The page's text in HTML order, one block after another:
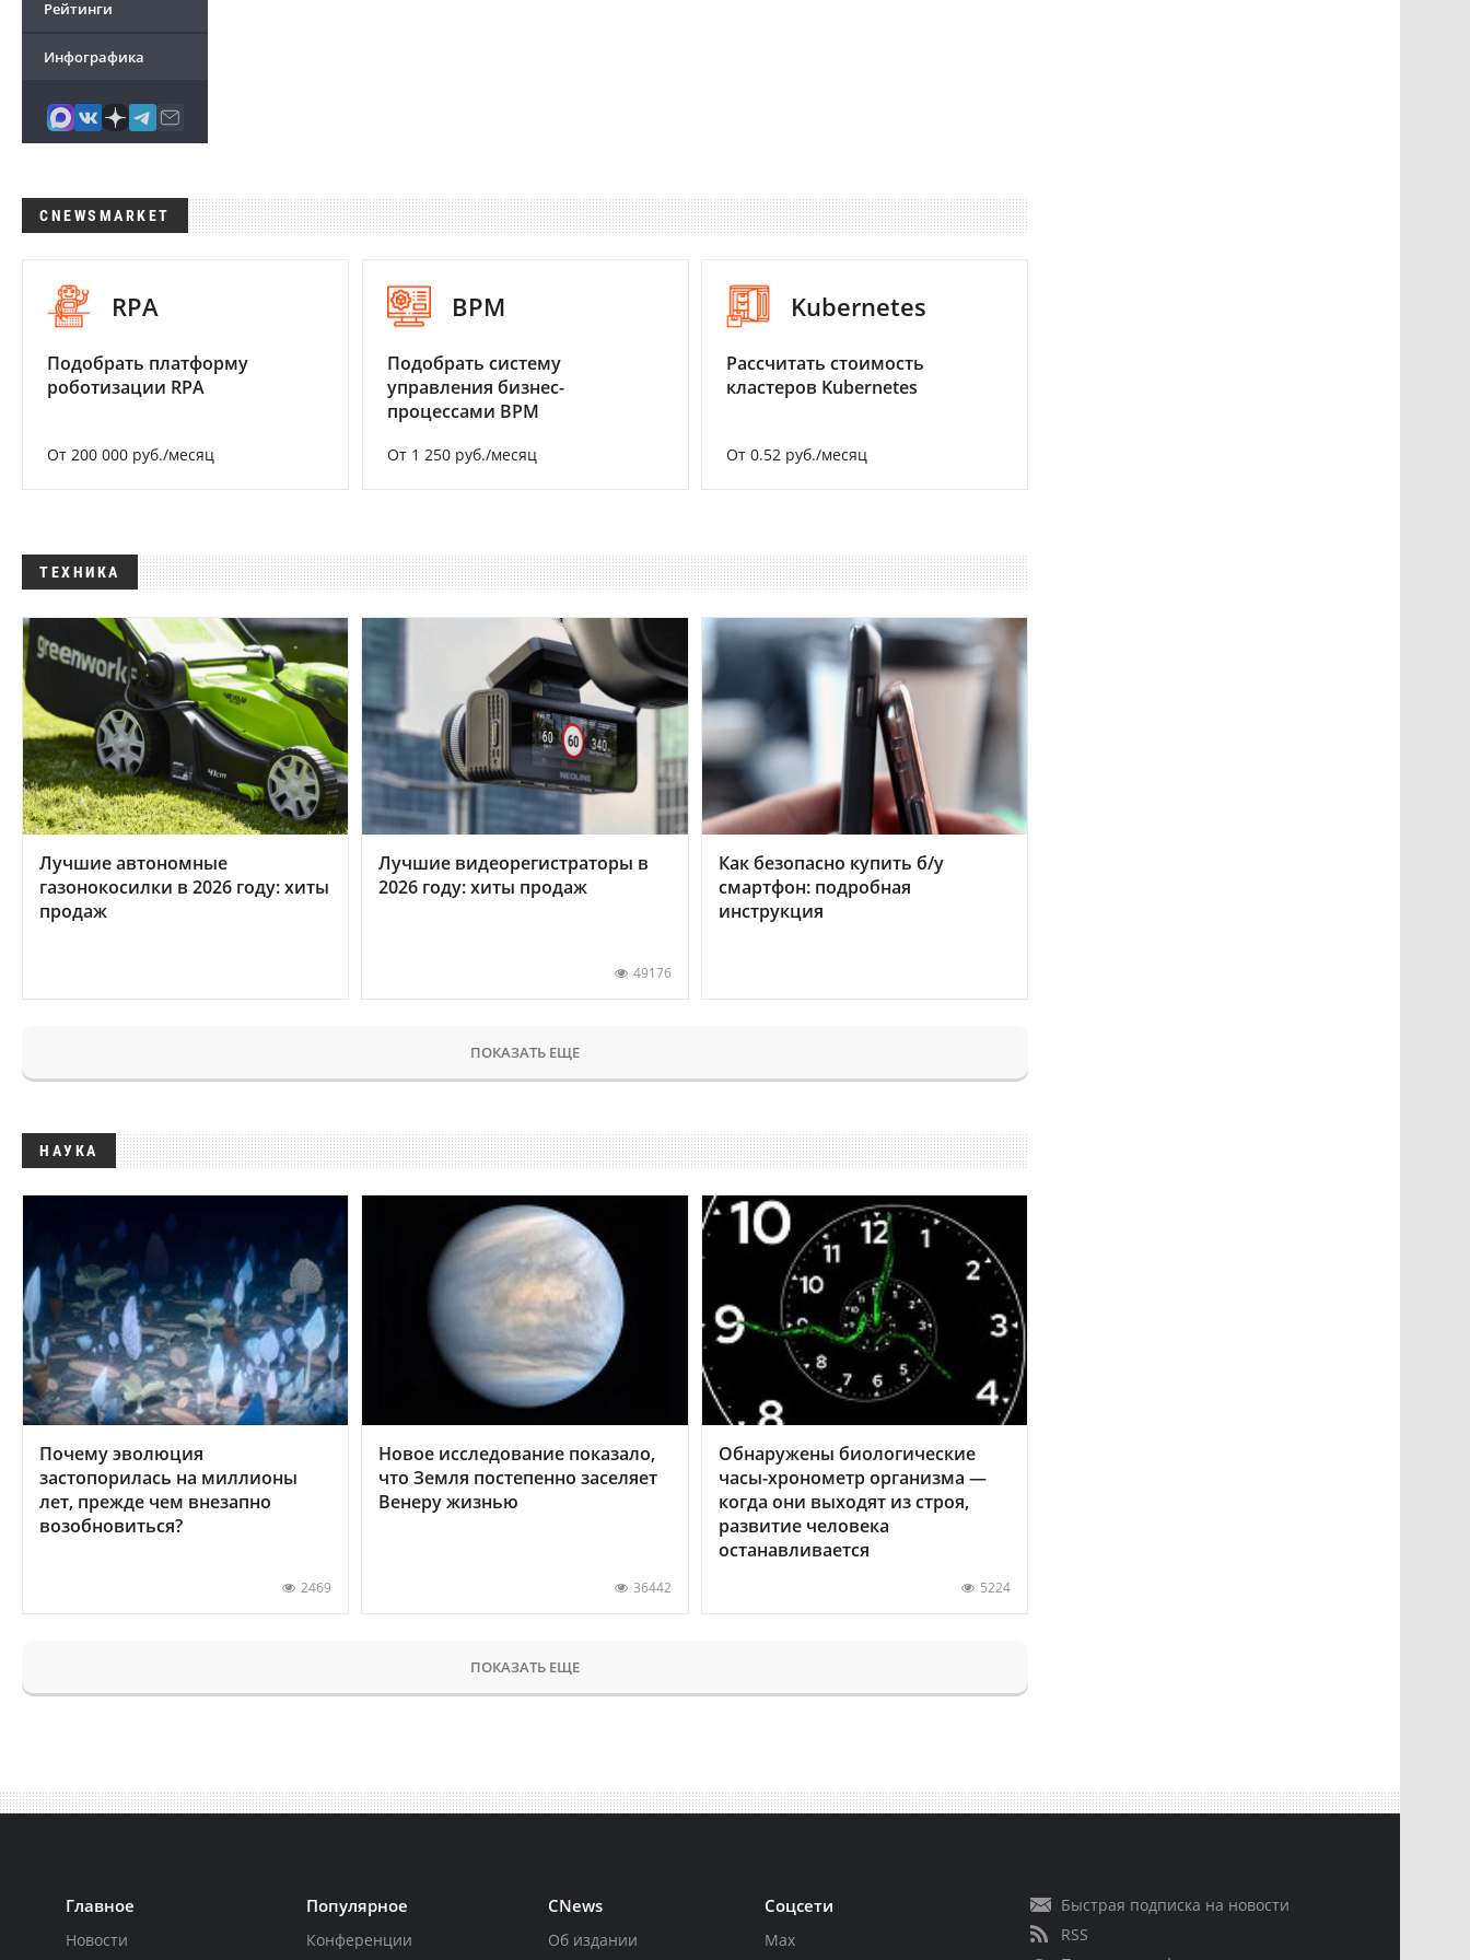
Рейтинги
Инфографика
CNEWSMARKET
RPA
Подобрать платформу
роботизации RPA
От 200 000 руб./месяц
BPM
Подобрать систему
управления бизнес-
процессами BPM
От 1 250 руб./месяц
Kubernetes
Рассчитать стоимость
кластеров Kubernetes
От 0.52 руб./месяц
ТЕХНИКА
Лучшие автономные
газонокосилки в 2026 году: хиты
продаж
Лучшие видеорегистраторы в
2026 году: хиты продаж
49176
Как безопасно купить б/у
смартфон: подробная
инструкция
ПОКАЗАТЬ ЕЩЕ
НАУКА
Почему эволюция
застопорилась на миллионы
лет, прежде чем внезапно
возобновиться?
2469
Новое исследование показало,
что Земля постепенно заселяет
Венеру жизнью
36442
Обнаружены биологические
часы-хронометр организма —
когда они выходят из строя,
развитие человека
останавливается
5224
ПОКАЗАТЬ ЕЩЕ
Главное
Новости
Популярное
Конференции
CNews
Об издании
Соцсети
Max
Быстрая подписка на новости
RSS